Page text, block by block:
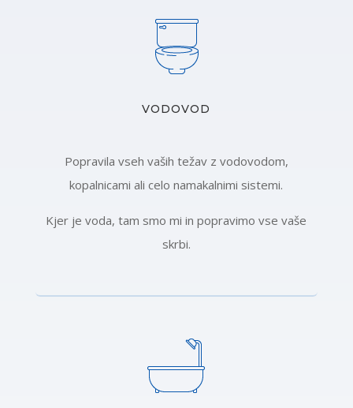
VODOVOD
Popravila vseh vaših težav z vodovodom,
kopalnicami ali celo namakalnimi sistemi.
Kjer je voda, tam smo mi in popravimo vse vaše
skrbi.